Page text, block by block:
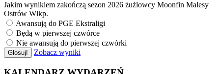
Jakim wynikiem zakończą sezon 2026 żużlowcy Moonfin Malesy
Ostrów Wlkp.
Awansują do PGE Ekstraligi
Będą w pierwszej czwórce
Nie awansują do pierwszej czwórki
Głosuj! Zobacz wyniki